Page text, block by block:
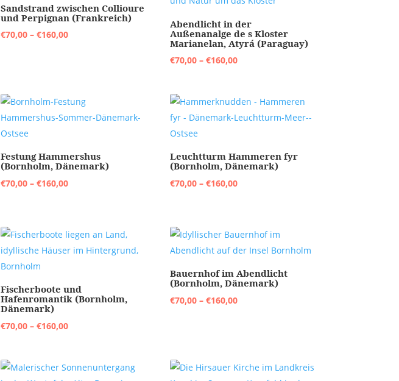
Sandstrand zwischen Collioure
und Perpignan (Frankreich)
€70,00 –€160,00Preisspanne:
Abendlicht in der
Außenanalge de s Kloster
Marianelan, Atyrá (Paraguay)
€70,00 –€160,00Preisspanne:
€160,00
Festung Hammershus
(Bornholm, Dänemark)
€70,00 –€160,00Preisspanne:
€160,00
Leuchtturm Hammeren fyr
(Bornholm, Dänemark)
€70,00 –€160,00Preisspanne:
€160,00
Fischerboote und
Hafenromantik (Bornholm,
Dänemark)
€70,00 –€160,00Preisspanne:
€160,00
Bauernhof im Abendlicht
(Bornholm, Dänemark)
€70,00 –€160,00Preisspanne: